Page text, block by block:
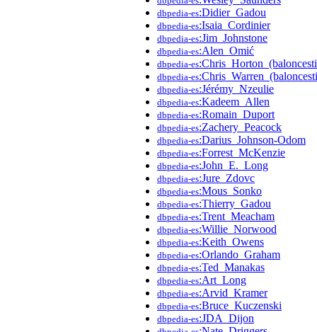
dbpedia-es:Didier_Gadou
dbpedia-es:Isaia_Cordinier
dbpedia-es:Jim_Johnstone
dbpedia-es:Alen_Omić
dbpedia-es
dbpedia-es
dbpedia-es:Jérémy_Nzeulie
dbpedia-es:Kadeem_Allen
dbpedia-es:Romain_Duport
dbpedia-es:Zachery_Peacock
dbpedia-es:Darius_Johnson-Odom
dbpedia-es:Forrest_McKenzie
dbpedia-es:John_E._Long
dbpedia-es:Jure_Zdovc
dbpedia-es:Mous_Sonko
dbpedia-es:Thierry_Gadou
dbpedia-es:Trent_Meacham
dbpedia-es:Willie_Norwood
dbpedia-es:Keith_Owens
dbpedia-es:Orlando_Graham
dbpedia-es:Ted_Manakas
dbpedia-es:Art_Long
dbpedia-es:Arvid_Kramer
dbpedia-es:Bruce_Kuczenski
dbpedia-es:JDA_Dijon